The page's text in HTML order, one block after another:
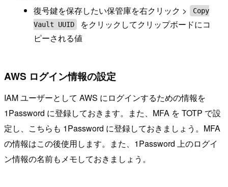
復号鍵を保存したい保管庫を右クリック >
Copy
Vault UUID
をクリックしてクリップボードにコ
ピーされる値
AWS ログイン情報の設定
IAM ユーザーとして AWS にログインするための情報を
1Password に登録しておきます。また、MFA を TOTP で設
定し、こちらも 1Password に登録しておきましょう。MFA
の情報はこの後使用します。また、1Password 上のログイ
ン情報の名前もメモしておきましょう。